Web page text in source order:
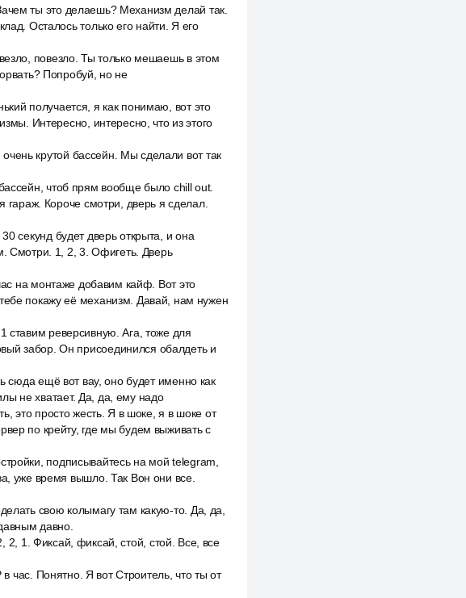
ты это делаешь? Механизм делай так.
Осталось только его найти. Я его
повезло. Ты только мешаешь в этом
Попробуй, но не
получается, я как понимаю, вот это
Интересно, интересно, что из этого
крутой бассейн. Мы сделали вот так
чтоб прям вообще было chill out.
гараж. Короче смотри, дверь я сделал.
секунд будет дверь открыта, и она
Смотри. 1, 2, 3. Офигеть. Дверь
на монтаже добавим кайф. Вот это
покажу её механизм. Давай, нам нужен
ставим реверсивную. Ага, тоже для
забор. Он присоединился обалдеть и
сюда ещё вот вау, оно будет именно как
не хватает. Да, да, ему надо
это просто жесть. Я в шоке, я в шоке от
по крейту, где мы будем выживать с
подписывайтесь на мой telegram,
уже время вышло. Так Вон они все.
свою колымагу там какую-то. Да, да,
давно.
2, 1. Фиксай, фиксай, стой, стой. Все, все
час. Понятно. Я вот Строитель, что ты от